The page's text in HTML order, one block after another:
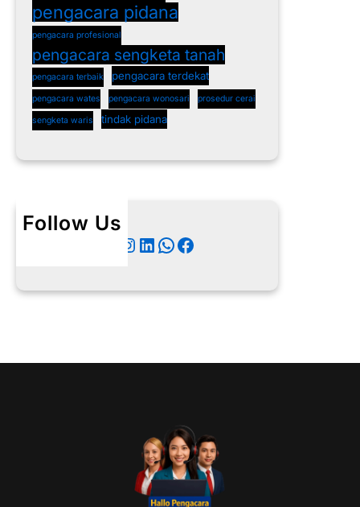
pengacara pidana
pengacara profesional
pengacara sengketa tanah
pengacara terbaik pengacara terdekat
pengacara wates pengacara wonosari prosedur cerai
sengketa waris tindak pidana
Follow Us
Instagram LinkedIn WhatsApp Facebook